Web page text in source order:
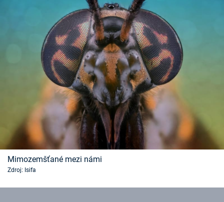
Mimozemšťané mezi námi
Zdroj: Isifa